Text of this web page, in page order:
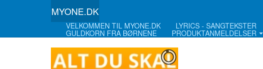
MYONE.DK
VELKOMMEN TIL MYONE.DK LYRICS - SANGTEKSTER
GULDKORN FRA BØRNENE PRODUKTANMELDELSER